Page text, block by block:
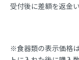
受付後に差額を返金
※食器類の表示価格